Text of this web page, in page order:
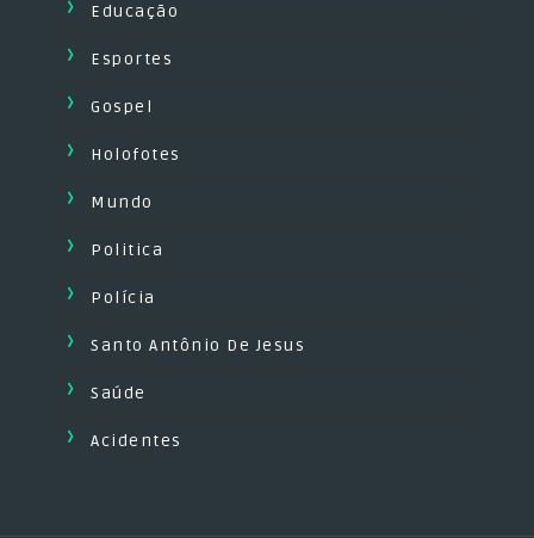
Educação
Esportes
Gospel
Holofotes
Mundo
Politica
Polícia
Santo Antônio De Jesus
Saúde
Acidentes